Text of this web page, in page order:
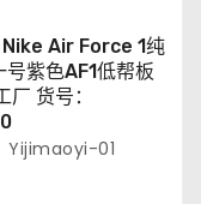
Nike Air Force 1纯
紫色AF1低帮板
货号：
Yijimaoyi-01